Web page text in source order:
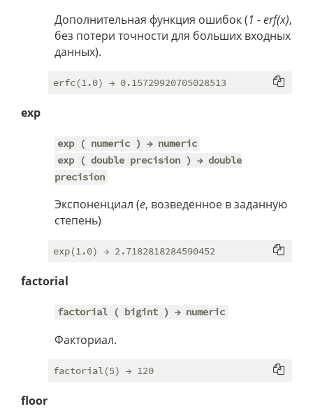
Дополнительная функция ошибок (1 - erf(x),
без потери точности для больших входных
данных).
exp
exp ( numeric ) → numeric
exp ( double precision ) → double
precision
Экспоненциал (e, возведенное в заданную
степень)
factorial
factorial ( bigint ) → numeric
Факториал.
floor